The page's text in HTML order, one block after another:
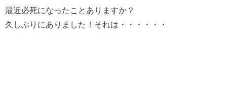
最近必死になったことありますか？
久しぶりにありました！それは・・・・・・